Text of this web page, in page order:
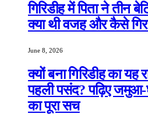
गिरिडीह में पिता ने तीन
क्या थी वजह और कैसे
June 8, 2026
क्यों बना गिरिडीह का यह
पहली पसंद? पढ़िए जमुआ-
का पूरा सच